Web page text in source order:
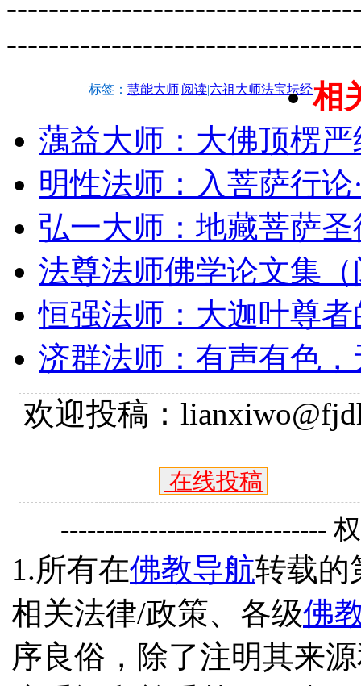
标签： 慧能大师|阅读|六祖大师法宝坛经相
蕅益大师：大佛顶楞
明性法师：入菩萨行
弘一大师：地藏菩萨
法尊法师佛学论文集
恒强法师：大迦叶尊
济群法师：有声有色
欢迎投稿：
在线投稿
------------------------------
1.所有在佛教导航转载的
相关法律/政策、各级佛
序良俗，除了注明其来